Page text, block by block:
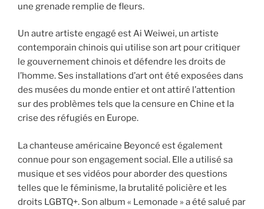
une grenade remplie de fleurs.
Un autre artiste engagé est Ai Weiwei, un artiste
contemporain chinois qui utilise son art pour critiquer
le gouvernement chinois et défendre les droits de
l’homme. Ses installations d’art ont été exposées dans
des musées du monde entier et ont attiré l’attention
sur des problèmes tels que la censure en Chine et la
crise des réfugiés en Europe.
La chanteuse américaine Beyoncé est également
connue pour son engagement social. Elle a utilisé sa
musique et ses vidéos pour aborder des questions
telles que le féminisme, la brutalité policière et les
droits LGBTQ+. Son album « Lemonade » a été salué par